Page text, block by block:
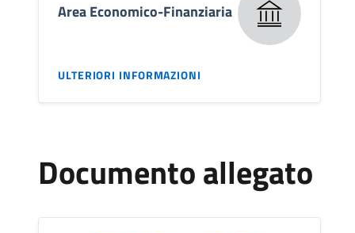
Area Economico-Finanziaria
ULTERIORI INFORMAZIONI
Documento allegato